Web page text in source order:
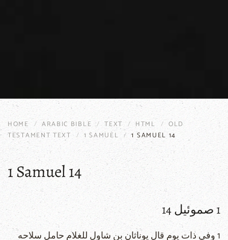
HOME ARABIC BIBLE TEXT HTML
OLD
TESTAMENT TEXT
1 SAMUEL 1 SAMUEL 14
1 Samuel 14
1 صموئيل 14
1 وفي ذات يوم قال يوناثان بن شاول للغلام حامل سلاحه